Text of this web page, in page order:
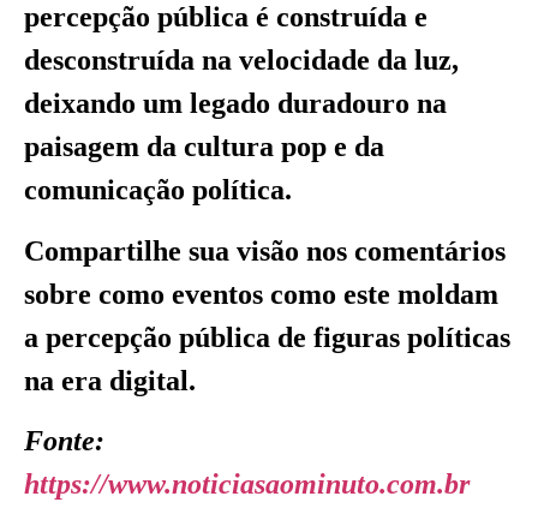
percepção pública é construída e
desconstruída na velocidade da luz,
deixando um legado duradouro na
paisagem da cultura pop e da
comunicação política.
Compartilhe sua visão nos comentários
sobre como eventos como este moldam
a percepção pública de figuras políticas
na era digital.
Fonte:
https://www.noticiasaominuto.com.br